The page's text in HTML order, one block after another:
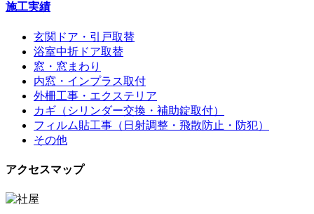
施工実績
玄関ドア・引戸取替
浴室中折ドア取替
窓・窓まわり
内窓・インプラス取付
外柵工事・エクステリア
カギ（シリンダー交換・補助錠取付）
フィルム貼工事（日射調整・飛散防止・防犯）
その他
アクセスマップ